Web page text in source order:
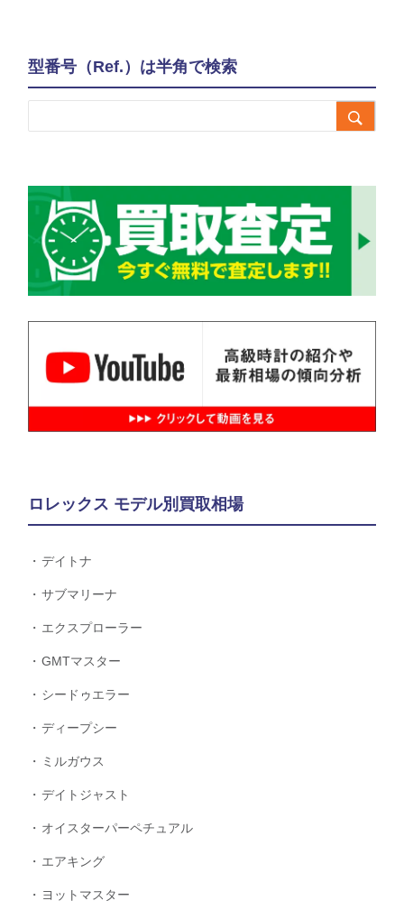
型番号（Ref.）は半角で検索

ロレックス モデル別買取相場
デイトナ
サブマリーナ
エクスプローラー
GMTマスター
シードゥエラー
ディープシー
ミルガウス
デイトジャスト
オイスターパーペチュアル
エアキング
ヨットマスター